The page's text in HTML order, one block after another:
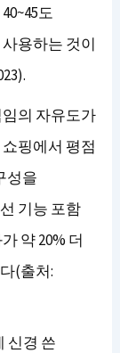
도
용하는 것이
의 자유도가
핑에서 평점
성을
기능 포함
약 20% 더
(출처:
신경 쓴